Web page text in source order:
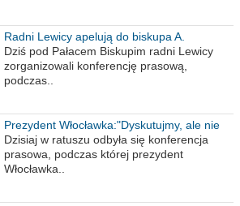
Radni Lewicy apelują do biskupa A.
Wiesława Meringa
Dziś pod Pałacem Biskupim radni Lewicy
zorganizowali konferencję prasową,
podczas..
Prezydent Włocławka:"Dyskutujmy, ale nie
obrażajmy się”
Dzisiaj w ratuszu odbyła się konferencja
prasowa, podczas której prezydent
Włocławka..